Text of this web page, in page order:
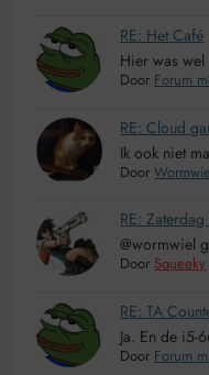
RE: Het Café
Hier was
Door Forum
RE: Cloud
Ik ook niet
Door
RE:
@wormwiel
Door Squeeky
RE: TA
Ja. En de i5-
Door Forum